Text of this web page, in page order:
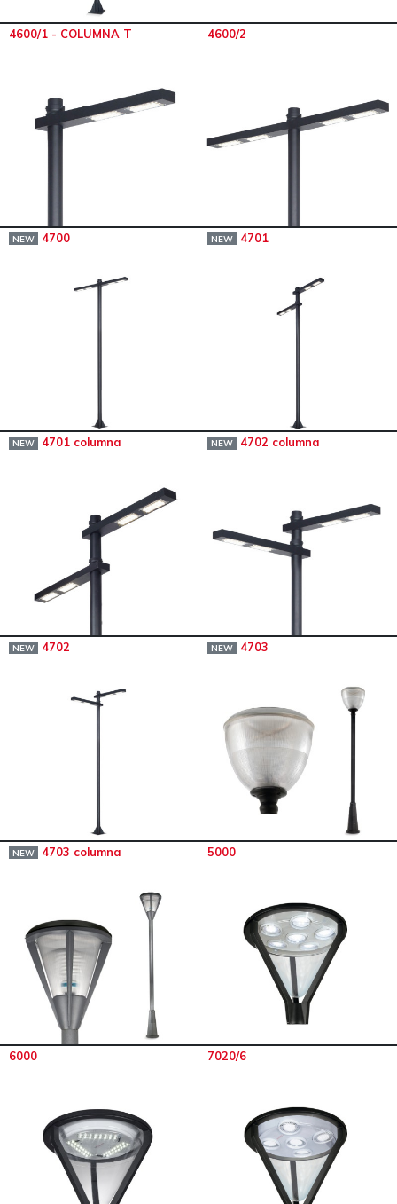
4600/1 - COLUMNA T 4600/2
NEW 4700 NEW 4701
NEW 4701 columna NEW 4702 columna
NEW 4702 NEW 4703
NEW 4703 columna 5000
6000 7020/6